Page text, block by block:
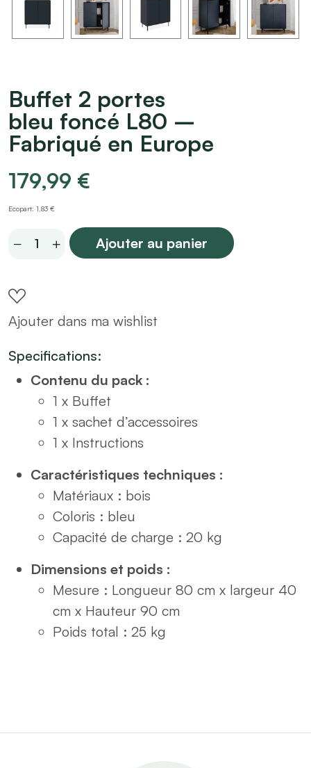
Buffet 2 portes
bleu foncé L80 –
Fabriqué en Europe
179,99 €
Ecopart: 1,83 €
Buffet
bleu
foncé
–
Fabriqué
Europe
quantity
Ajouter au panier
Ajouter dans ma wishlist
Specifications:
Contenu du pack :
1 x Buffet
1 x sachet d’accessoires
1 x Instructions
Caractéristiques techniques :
Matériaux : bois
Coloris : bleu
Capacité de charge : 20 kg
Dimensions et poids :
Mesure : Longueur 80 cm x largeur 40
cm x Hauteur 90 cm
Poids total : 25 kg